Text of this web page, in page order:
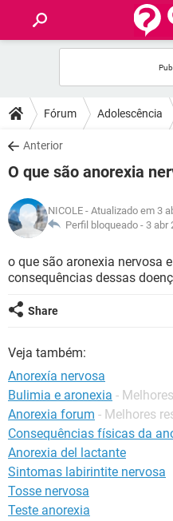
FÓRUM
SAÚDE
FAMÍLIA
NUTRIÇÃO
BEM-ESTAR
SEXUALIDADE
GLOSSÁRIO
Fórum Adolescência
Anterior
O que são anorexia
NICOLE - Atualizado em 3
Perfil bloqueado - 3 abr
o que são aronexia nervosa
consequências dessas
Share
Veja também:
Anorexía nervosa
Bulimia e aronexia -
Anorexia forum - Melhores
Consequências físicas da
Anorexia del lactante
Sintomas labirintite nervosa
Tosse nervosa
Teste anorexia